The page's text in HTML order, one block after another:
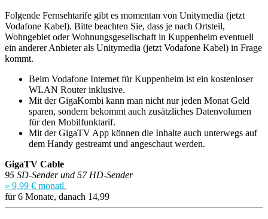
Folgende Fernsehtarife gibt es momentan von Unitymedia (jetzt
Vodafone Kabel). Bitte beachten Sie, dass je nach Ortsteil,
Wohngebiet oder Wohnungsgesellschaft in Kuppenheim eventuell
ein anderer Anbieter als Unitymedia (jetzt Vodafone Kabel) in Frage
kommt.
Beim Vodafone Internet für Kuppenheim ist ein kostenloser
WLAN Router inklusive.
Mit der GigaKombi kann man nicht nur jeden Monat Geld
sparen, sondern bekommt auch zusätzliches Datenvolumen
für den Mobilfunktarif.
Mit der GigaTV App können die Inhalte auch unterwegs auf
dem Handy gestreamt und angeschaut werden.
GigaTV Cable
95 SD-Sender und 57 HD-Sender
» 9,99 € monatl.
für 6 Monate, danach 14,99